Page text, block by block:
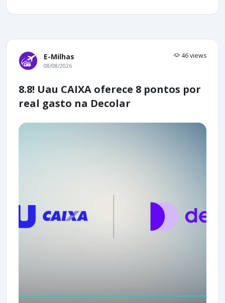
E-Milhas 46 views
08/08/2026
8.8! Uau CAIXA oferece 8 pontos por
real gasto na Decolar